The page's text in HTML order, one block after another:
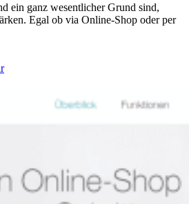
ein ganz wesentlicher Grund sind,
Egal ob via Online-Shop oder per